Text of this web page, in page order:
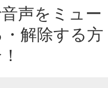
声をミュー
・解除する方